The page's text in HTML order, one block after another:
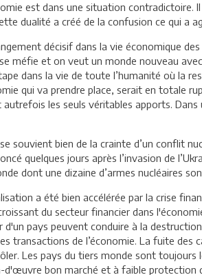
est dans une situation
dualité a créé de la confusion ce qui a
décisif dans la vie économique
méfie et on veut un monde nouveau
dans la vie de toute l’humanité où la
qui va prendre place, serait en totale
les seuls véritables apports.
souvient bien de la crainte d’un conflit
quelques jours après l’invasion de
dont une dizaine d’armes nucléaires
a été bien accélérée par la crise
du secteur financier dans
pays peuvent conduire à la
transactions de l’économie. La fuite
Les pays du tiers monde sont
bon marché et à faible protection